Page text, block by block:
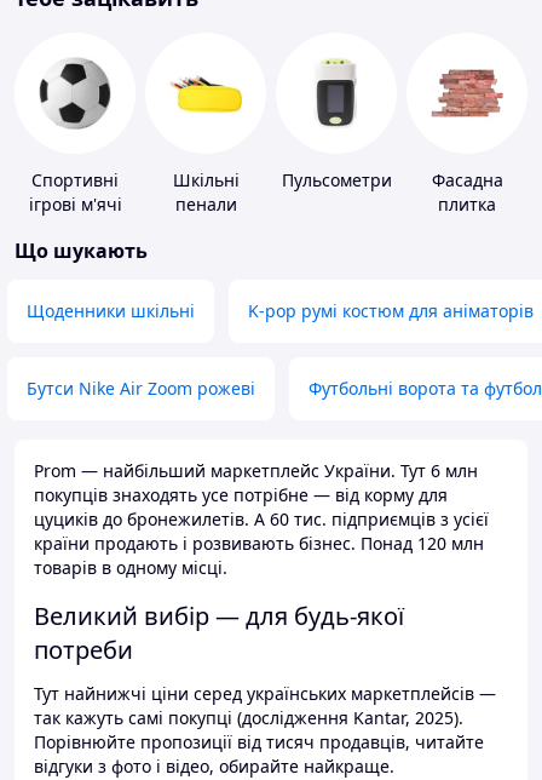
Спортивні
ігрові м'ячі
Шкільні
пенали
Пульсометри
Фасадна
плитка
Що шукають
Щоденники шкільні K-pop румі костюм для аніматорів
Бутси Nike Air Zoom рожеві Футбольні ворота та
Prom — найбільший маркетплейс України. Тут 6 млн
покупців знаходять усе потрібне — від корму для
цуциків до бронежилетів. А 60 тис. підприємців з усієї
країни продають і розвивають бізнес. Понад 120 млн
товарів в одному місці.
Великий вибір — для будь-якої
потреби
Тут найнижчі ціни серед українських маркетплейсів —
так кажуть самі покупці (дослідження Kantar, 2025).
Порівнюйте пропозиції від тисяч продавців, читайте
відгуки з фото і відео, обирайте найкраще.